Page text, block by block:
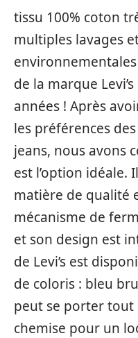
tissu 100% coton
multiples lavages
de la marque
années ! Après
les préférences
jeans, nous avons
est l’option idéale.
matière de qualité
mécanisme de
et son design est
de Levi’s est
de coloris : bleu
peut se porter tout
chemise pour un